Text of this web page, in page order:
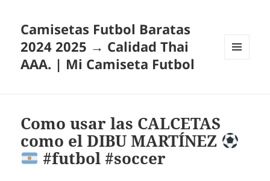
Camisetas Futbol Baratas
2024 2025 → Calidad Thai
AAA. | Mi Camiseta Futbol
Como usar las CALCETAS
como el DIBU MARTÍNEZ
#futbol #soccer